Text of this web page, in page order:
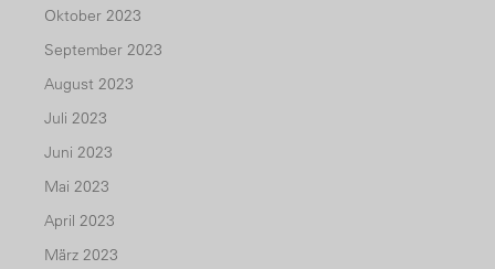
Oktober 2023
September 2023
August 2023
Juli 2023
Juni 2023
Mai 2023
April 2023
März 2023